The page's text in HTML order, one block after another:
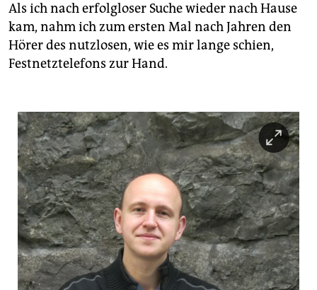
Als ich nach erfolgloser Suche wieder nach Hause
kam, nahm ich zum ersten Mal nach Jahren den
Hörer des nutzlosen, wie es mir lange schien,
Festnetztelefons zur Hand.